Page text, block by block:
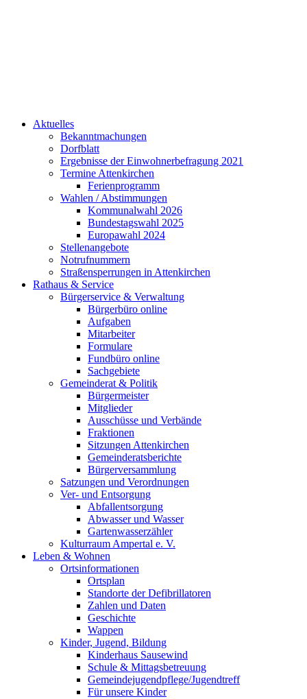
Aktuelles
Bekanntmachungen
Dorfblatt
Ergebnisse der Einwohnerbefragung 2021
Termine Attenkirchen
Ferienprogramm
Wahlen / Abstimmungen
Kommunalwahl 2026
Bundestagswahl 2025
Europawahl 2024
Stellenangebote
Notrufnummern
Straßensperrungen in Attenkirchen
Rathaus & Service
Bürgerservice & Verwaltung
Bürgerbüro online
Aufgaben
Mitarbeiter
Formulare
Fundbüro online
Sachgebiete
Gemeinderat & Politik
Bürgermeister
Mitglieder
Ausschüsse und Verbände
Fraktionen
Sitzungen Attenkirchen
Gemeinderatsberichte
Bürgerversammlung
Satzungen und Verordnungen
Ver- und Entsorgung
Abfallentsorgung
Abwasser und Wasser
Gartenwasserzähler
Kulturraum Ampertal e. V.
Leben & Wohnen
Ortsinformationen
Ortsplan
Standorte der Defibrillatoren
Zahlen und Daten
Geschichte
Wappen
Kinder, Jugend, Bildung
Kinderhaus Sausewind
Schule & Mittagsbetreuung
Gemeindejugendpflege/Jugendtreff
Für unsere Kinder